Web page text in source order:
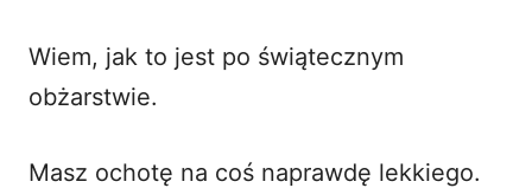
Wiem, jak to jest po świątecznym
obżarstwie.
Masz ochotę na coś naprawdę lekkiego.